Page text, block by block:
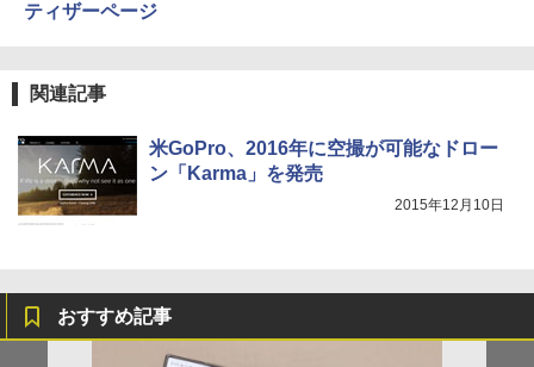
ティザーページ
関連記事
米GoPro、2016年に空撮が可能なドロー
ン「Karma」を発売
2015年12月10日
おすすめ記事